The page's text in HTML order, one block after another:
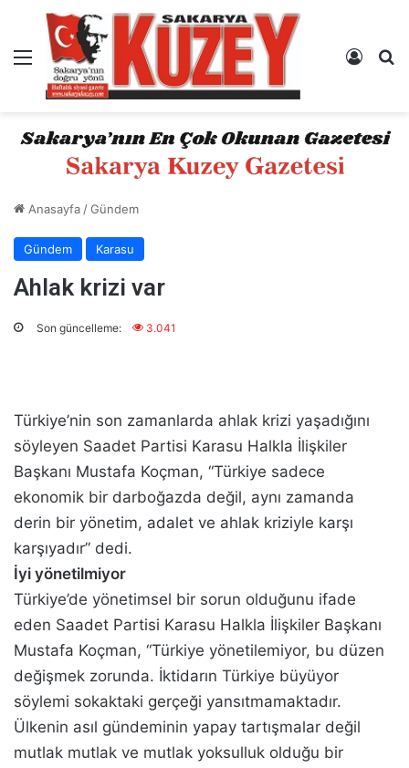
Menü Kayıt
Anasayfa/Gündem
Gündem Karasu
Ahlak krizi var
Son güncelleme: 3.041
Türkiye’nin son zamanlarda ahlak krizi yaşadığını
söyleyen Saadet Partisi Karasu Halkla İlişkiler
Başkanı Mustafa Koçman, “Türkiye sadece
ekonomik bir darboğazda değil, aynı zamanda
derin bir yönetim, adalet ve ahlak kriziyle karşı
karşıyadır” dedi.
İyi yönetilmiyor
Türkiye’de yönetimsel bir sorun olduğunu ifade
eden Saadet Partisi Karasu Halkla İlişkiler Başkanı
Mustafa Koçman, “Türkiye yönetilemiyor, bu düzen
değişmek zorunda. İktidarın Türkiye büyüyor
söylemi sokaktaki gerçeği yansıtmamaktadır.
Ülkenin asıl gündeminin yapay tartışmalar değil
mutlak mutlak ve mutlak yoksulluk olduğu bir